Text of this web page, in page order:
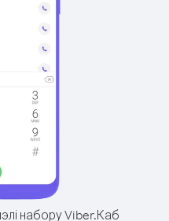
набору Viber.Каб